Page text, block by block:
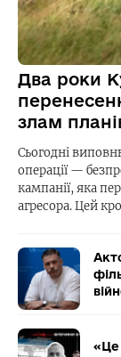
Два роки
злам
Сьогодні
операції —
кампанії, яка
агресора. Цей
«Це